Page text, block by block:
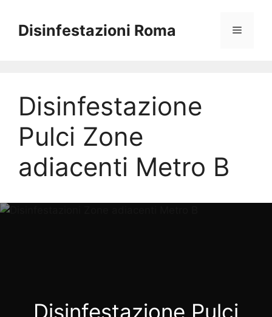
contenuto
Disinfestazioni Roma Menu
Disinfestazione
Pulci Zone
adiacenti Metro B
Disinfestazione Pulci